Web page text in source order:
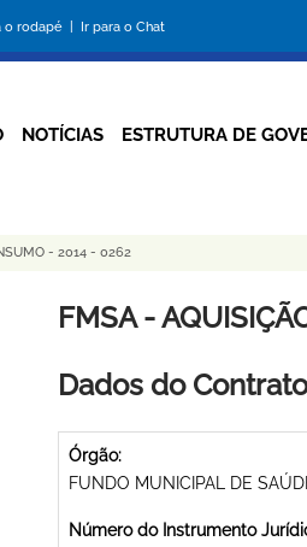
o rodapé | Ir para o Chat
da
NOTÍCIAS ESTRUTURA DE
- 2014 - 0262
FMSA -
Dados do Contrato
Órgão:
FUNDO MUNICIPAL DE
Número do Instrumento